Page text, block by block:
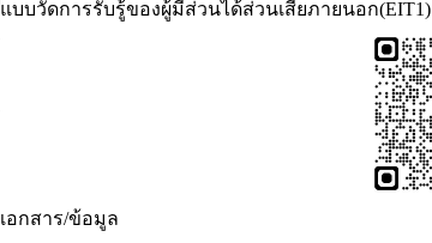
แบบวัดการรับรู้ของผู้มีส่วนได้ส่วนเสียภายนอก(EIT1)
เอกสาร/ข้อมูล